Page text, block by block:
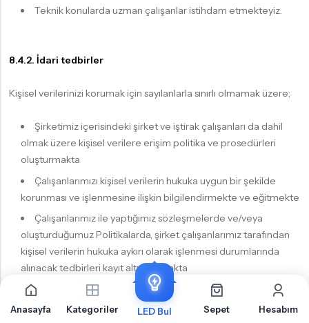
Teknik konularda uzman çalışanlar istihdam etmekteyiz.
8.4.2. İdari tedbirler
Kişisel verilerinizi korumak için sayılanlarla sınırlı olmamak üzere;
Şirketimiz içerisindeki şirket ve iştirak çalışanları da dahil
olmak üzere kişisel verilere erişim politika ve prosedürleri
oluşturmakta
Çalışanlarımızı kişisel verilerin hukuka uygun bir şekilde
korunması ve işlenmesine ilişkin bilgilendirmekte ve eğitmekte
Çalışanlarımız ile yaptığımız sözleşmelerde ve/veya
oluşturduğumuz Politikalarda, şirket çalışanlarımız tarafından
kişisel verilerin hukuka aykırı olarak işlenmesi durumlarında
alınacak tedbirleri kayıt altına almakta
Birlikte çalıştığımız veri işleyenler veya veri işleyenlerin
ortaklarının kişisel verilerin işlenmesi faaliyetlerini
Anasayfa Kategoriler LED Bul Sepet Hesabım